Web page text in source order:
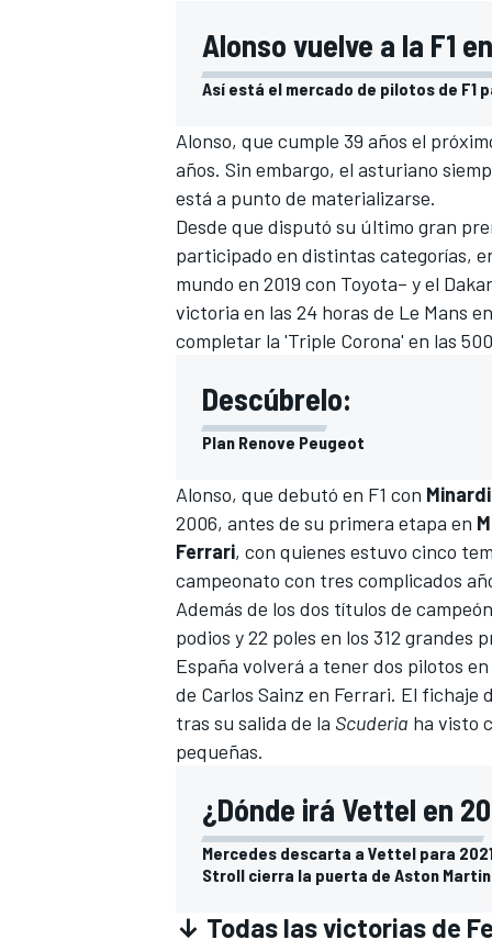
MÁS CATEGORÍAS
Alonso vuelve a la F1
Así está el mercado de pilotos de F1
Alonso, que cumple 39 años el
años. Sin embargo, el asturiano
está a punto de materializarse.
Desde que disputó su último gran
participado en distintas categorías,
mundo en 2019 con Toyota– y el
victoria en las 24 horas de Le Mans
completar la 'Triple Corona' en las
Descúbrelo:
Plan Renove Peugeot
Alonso, que debutó en F1 con Minardi
2006, antes de su primera etapa en
Ferrari, con quienes estuvo cinco
campeonato con tres complicados
Además de los dos títulos de
podios y 22 poles en los 312 grandes
España volverá a tener dos pilotos
de Carlos Sainz en Ferrari. El fichaje
tras su salida de la Scuderia ha visto
pequeñas.
¿Dónde irá Vettel en
Mercedes descarta a Vettel para
Stroll cierra la puerta de Aston
↓ Todas las victorias de